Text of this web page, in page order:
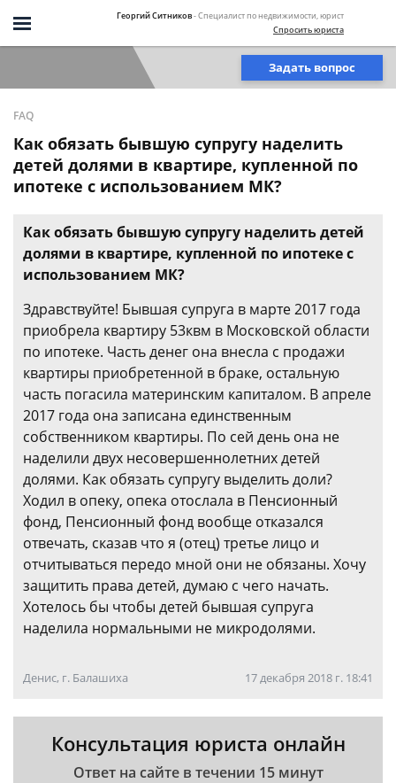
Георгий Ситников- Специалист по недвижимости, юрист
Спросить юриста
Задать вопрос
FAQ
Как обязать бывшую супругу наделить
детей долями в квартире, купленной по
ипотеке с использованием МК?
Как обязать бывшую супругу наделить детей
долями в квартире, купленной по ипотеке с
использованием МК?
Здравствуйте! Бывшая супруга в марте 2017 года
приобрела квартиру 53квм в Московской области
по ипотеке. Часть денег она внесла с продажи
квартиры приобретенной в браке, остальную
часть погасила материнским капиталом. В апреле
2017 года она записана единственным
собственником квартиры. По сей день она не
наделили двух несовершеннолетних детей
долями. Как обязать супругу выделить доли?
Ходил в опеку, опека отослала в Пенсионный
фонд, Пенсионный фонд вообще отказался
отвечать, сказав что я (отец) третье лицо и
отчитываться передо мной они не обязаны. Хочу
защитить права детей, думаю с чего начать.
Хотелось бы чтобы детей бывшая супруга
наделила нормальными не микродолями.
Денис, г. Балашиха 17 декабря 2018 г. 18:41
Консультация юриста онлайн
Ответ на сайте в течении 15 минут